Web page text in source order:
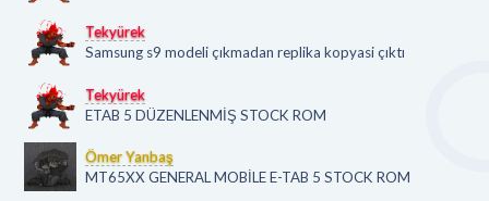
Tekyürek
Samsung s9 modeli çıkmadan replika kopyasi çıktı
Tekyürek
ETAB 5 DÜZENLENMİŞ STOCK ROM
Ömer Yanbaş
MT65XX GENERAL MOBİLE E-TAB 5 STOCK ROM